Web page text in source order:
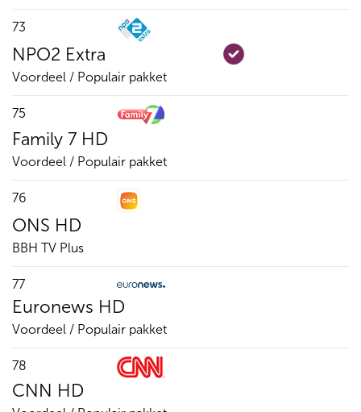
73
NPO2 Extra
Voordeel / Populair pakket
75
Family 7 HD
Voordeel / Populair pakket
76
ONS HD
BBH TV Plus
77
Euronews HD
Voordeel / Populair pakket
78
CNN HD